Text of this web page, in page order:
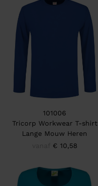
101006
Tricorp Workwear T-shirt
Lange Mouw Heren
€ 10,58